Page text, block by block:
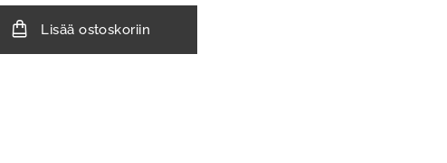
Lisää ostoskoriin